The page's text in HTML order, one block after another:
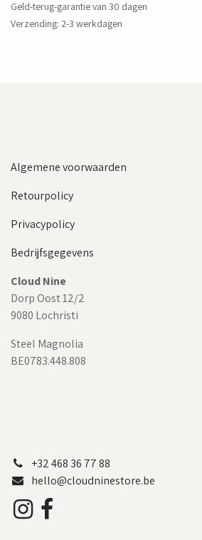
Geld-terug-garantie van 30 dagen
Verzending: 2-3 werkdagen
Algemene voorwaarden
Retourpolicy
Privacypolicy
Bedrijfsgegevens
Cloud Nine
Dorp Oost 12/2
9080 Lochristi
Steel Magnolia
BE0783.448.808
+32 468 36 77 88
hello@cloudninestore.be